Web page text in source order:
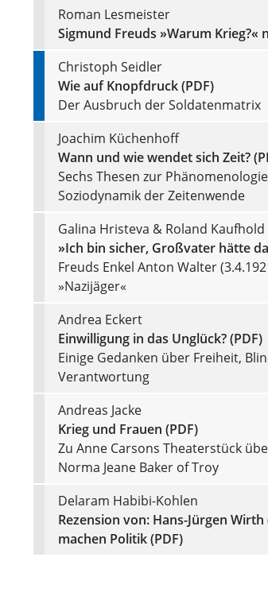
Roman Lesmeister
Sigmund Freuds »Warum Krieg?«
Christoph Seidler
Wie auf Knopfdruck (PDF)
Der Ausbruch der Soldatenmatrix
Joachim Küchenhoff
Wann und wie wendet sich Zeit?
Sechs Thesen zur
Soziodynamik der Zeitenwende
Galina Hristeva & Roland Kaufhold
»Ich bin sicher, Großvater hätte
Freuds Enkel Anton Walter
»Nazijäger«
Andrea Eckert
Einwilligung in das Unglück? (PDF)
Einige Gedanken über Freiheit,
Verantwortung
Andreas Jacke
Krieg und Frauen (PDF)
Zu Anne Carsons Theaterstück
Norma Jeane Baker of Troy
Delaram Habibi-Kohlen
Rezension von: Hans-Jürgen Wirth
machen Politik (PDF)